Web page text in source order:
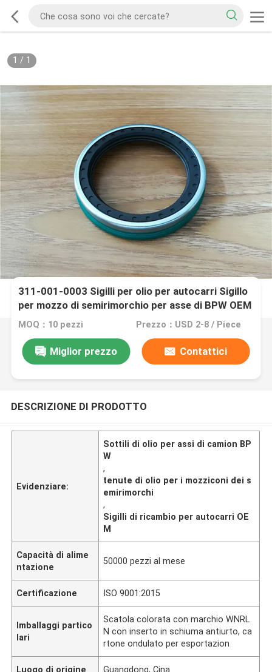
1 / 1
311-001-0003 Sigilli per olio per autocarri Sigillo
per mozzo di semirimorchio per asse di BPW OEM
sostituzione
MOQ：10 pezzi Prezzo：USD 2-8 / Piece
Miglior prezzo Contattici
DESCRIZIONE DI PRODOTTO
Evidenziare:
Sottili di olio per assi di camion BP
W
,
tenute di olio per i mozziconi dei s
emirimorchi
,
Sigilli di ricambio per autocarri OE
M
Capacità di alime
ntazione
50000 pezzi al mese
Certificazione ISO 9001:2015
Imballaggi partico
lari
Scatola colorata con marchio WNRL
N con inserto in schiuma antiurto, ca
rtone ondulato per esportazion
Luogo di origine Guangdong, Cina